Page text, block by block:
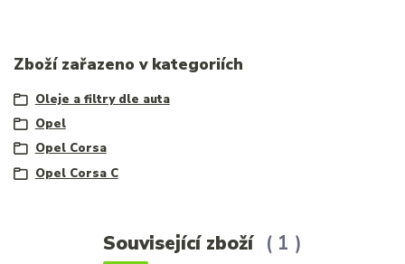
Zboží zařazeno v kategoriích
Oleje a filtry dle auta
Opel
Opel Corsa
Opel Corsa C
Související zboží 1